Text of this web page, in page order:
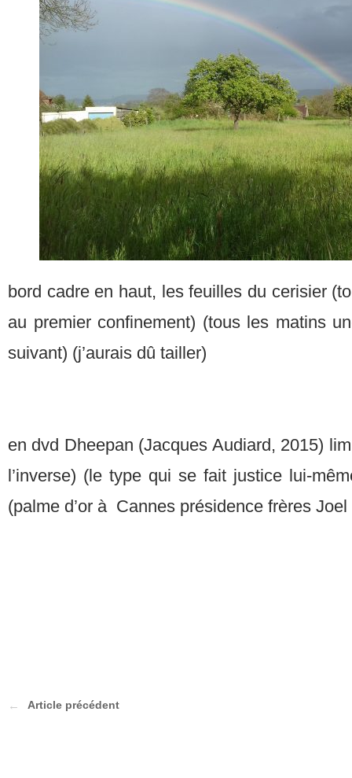
bord cadre en haut, les feuilles du cerisier
au premier confinement) (tous les matins
suivant) (j’aurais dû tailler)
en dvd Dheepan (Jacques Audiard, 2015)
l’inverse) (le type qui se fait justice lui-
(palme d’or à Cannes présidence frères
Article précédent